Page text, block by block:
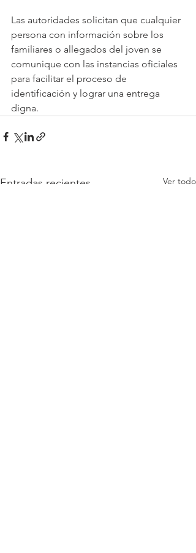
Las autoridades solicitan que cualquier
persona con información sobre los
familiares o allegados del joven se
comunique con las instancias oficiales
para facilitar el proceso de
identificación y lograr una entrega
digna.
Entradas recientes Ver todo